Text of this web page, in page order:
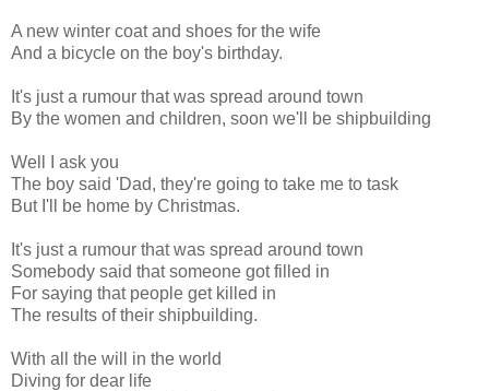
A new winter coat and shoes for the wife
And a bicycle on the boy's birthday.
It's just a rumour that was spread around town
By the women and children, soon we'll be shipbuilding
Well I ask you
The boy said 'Dad, they're going to take me to task
But I'll be home by Christmas.
It's just a rumour that was spread around town
Somebody said that someone got filled in
For saying that people get killed in
The results of their shipbuilding.
With all the will in the world
Diving for dear life